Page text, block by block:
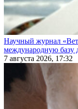
Научный журнал
международную базу
7 августа 2026, 17:32